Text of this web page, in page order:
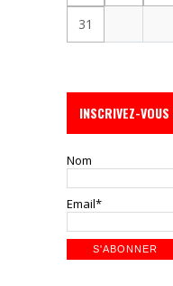
31
INSCRIVEZ-
Nom
Email*